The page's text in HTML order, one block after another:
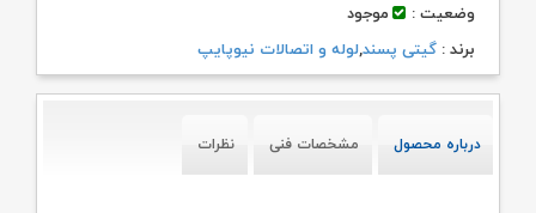
وضعیت :
موجود
برند : گیتی پسند,لوله و اتصالات نیوپایپ
درباره محصول مشخصات فنی نظرات